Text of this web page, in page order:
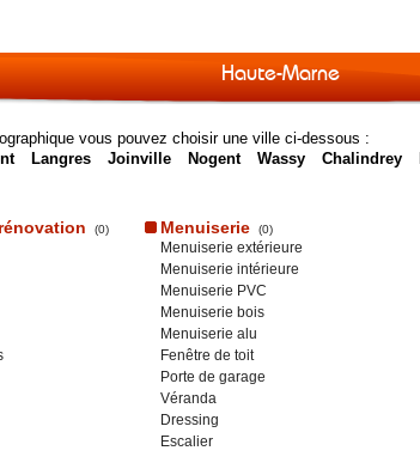
Haute-Marne
vous pouvez choisir une ville ci-dessous :
Langres Joinville Nogent Wassy Chalindrey
(0) Menuiserie (0)
Menuiserie extérieure
Menuiserie intérieure
Menuiserie PVC
Menuiserie bois
Menuiserie alu
Fenêtre de toit
Porte de garage
Véranda
Dressing
Escalier